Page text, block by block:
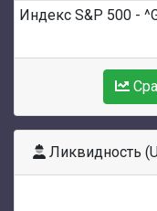
Индекс S&P 500 -
Ликвидность